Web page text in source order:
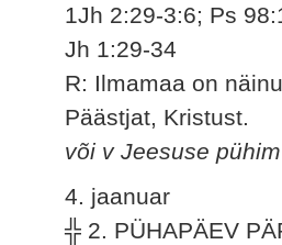
1Jh 2:29-3:6; Ps
Jh 1:29-34
R: Ilmamaa on
Päästjat, Kristust.
või v Jeesuse
4. jaanuar
╬ 2. PÜHAPÄEV